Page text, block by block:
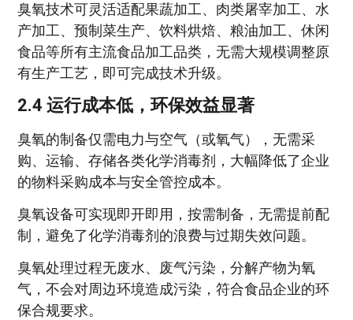
臭氧技术可灵活适配果蔬加工、肉类屠宰加工、水
产加工、预制菜生产、饮料烘焙、粮油加工、休闲
食品等所有主流食品加工品类，无需大规模调整原
有生产工艺，即可完成技术升级。
2.4 运行成本低，环保效益显著
臭氧的制备仅需电力与空气（或氧气），无需采
购、运输、存储各类化学消毒剂，大幅降低了企业
的物料采购成本与安全管控成本。
臭氧设备可实现即开即用，按需制备，无需提前配
制，避免了化学消毒剂的浪费与过期失效问题。
臭氧处理过程无废水、废气污染，分解产物为氧
气，不会对周边环境造成污染，符合食品企业的环
保合规要求。